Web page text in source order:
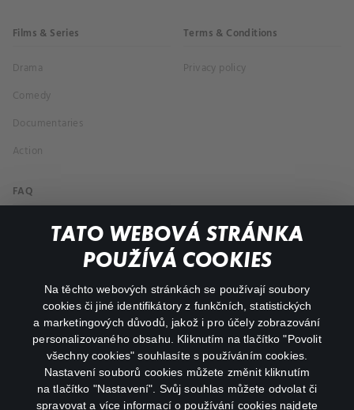
TATO WEBOVÁ STRÁNKA
POUŽÍVÁ COOKIES
Na těchto webových stránkách se používají soubory
cookies či jiné identifikátory z funkčních, statistických
a marketingových důvodů, jakož i pro účely zobrazování
personalizovaného obsahu. Kliknutím na tlačítko "Povolit
všechny cookies" souhlasíte s používáním cookies.
Nastavení souborů cookies můžete změnit kliknutím
na tlačítko "Nastavení". Svůj souhlas můžete odvolat či
spravovat a více informací o používání cookies najdete
Films & Series
Drama
Comedy
Documentaries
Action
Terms & Conditions
Privacy policy
FAQ
My profile
facebookinstagram
youtube